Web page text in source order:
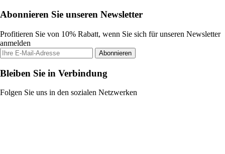
Abonnieren Sie unseren Newsletter
Profitieren Sie von 10% Rabatt, wenn Sie sich für unseren Newsletter
anmelden
Abonnieren
Bleiben Sie in Verbindung
Folgen Sie uns in den sozialen Netzwerken